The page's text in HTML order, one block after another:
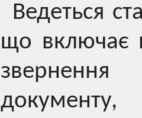
Ведеться
що включає